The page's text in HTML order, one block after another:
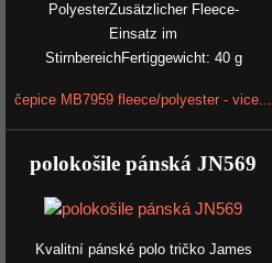
PolyesterZusätzlicher Fleece-
Einsatz im
StirnbereichFertiggewicht: 40 g
čepice MB7959 fleece/polyester - vice...
polokošile pánská JN569
Kvalitní pánské polo tričko James